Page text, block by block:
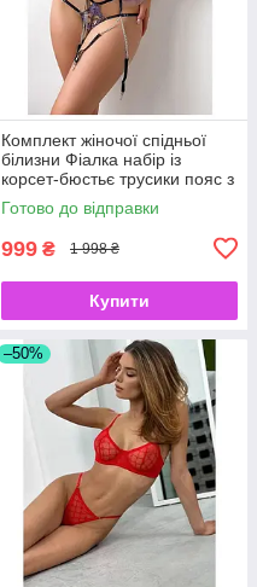
Комплект жіночої спідньої
білизни Фіалка набір із
корсет-бюстьє трусики пояс з
підтяжками фіолетовий S
Готово до відправки
999 ₴ 1 998 ₴
Купити
–50%